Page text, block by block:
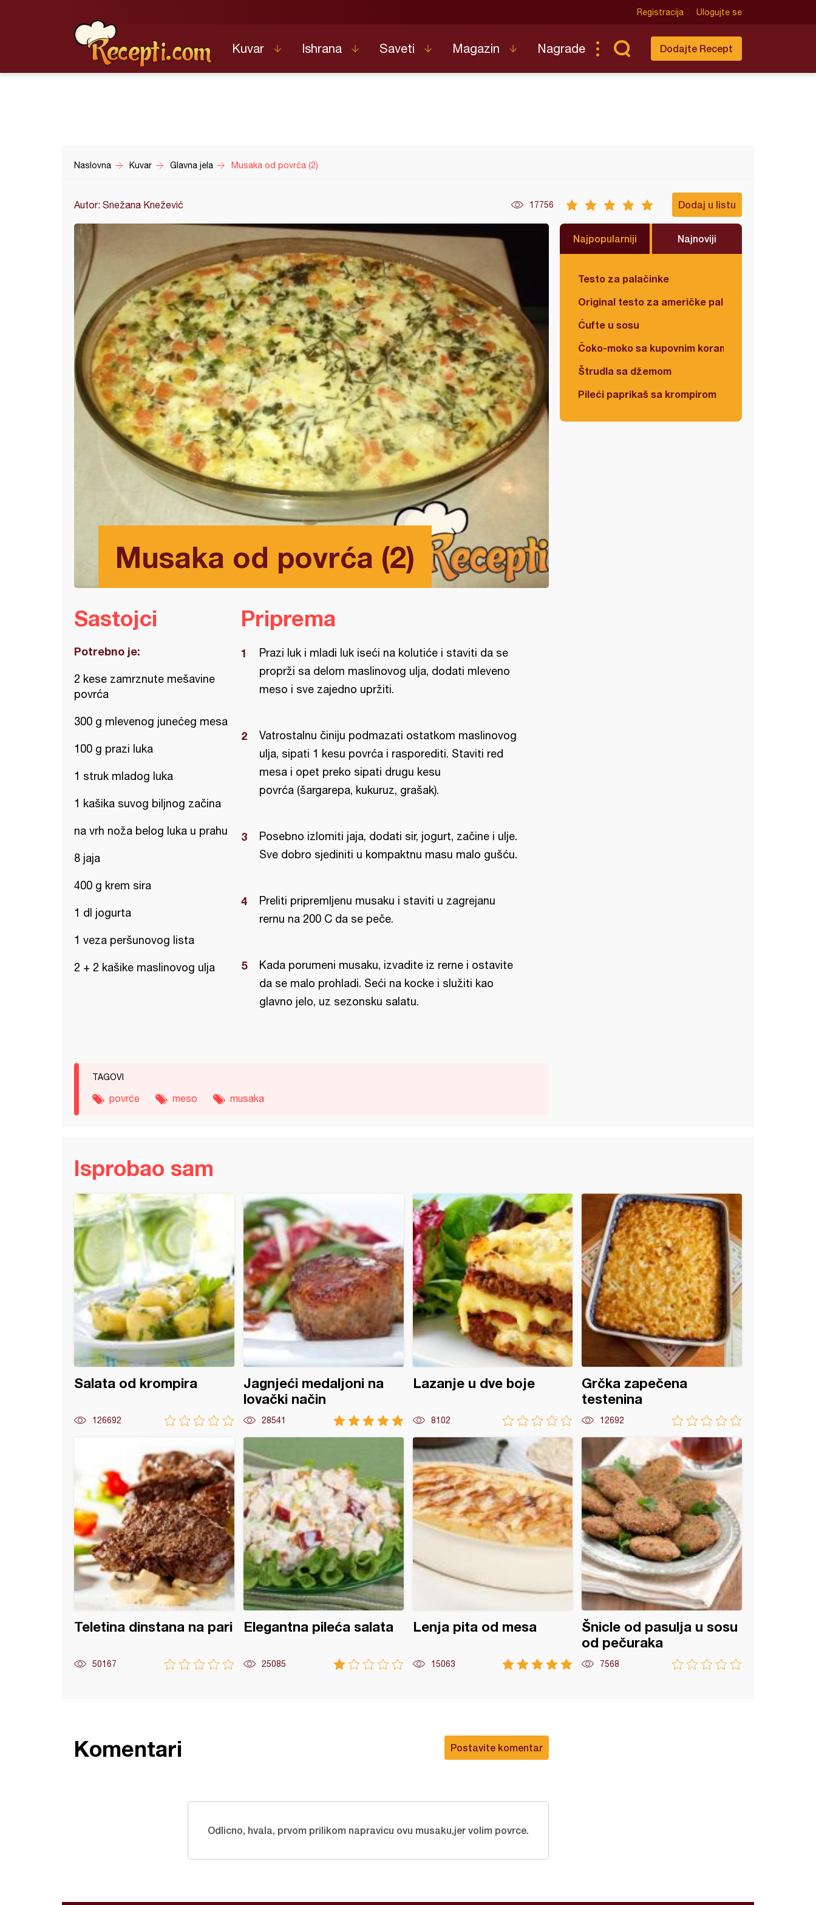
Registracija Ulogujte se
Kuvar Ishrana Saveti Magazin Nagrade Dodajte Recept
Naslovna Kuvar Glavna jela Musaka od povrća (2)
Autor: Snežana Knežević 17756 Dodaj u listu
Musaka od povrća (2)
Najpopularniji Najnoviji
Testo za palačinke
Original testo za američke palačinke
Ćufte u sosu
Čoko-moko sa kupovnim korama
Štrudla sa džemom
Pileći paprikaš sa krompirom
Sastojci
Potrebno je:
2 kese zamrznute mešavine
povrća
300 g mlevenog junećeg mesa
100 g prazi luka
1 struk mladog luka
1 kašika suvog biljnog začina
na vrh noža belog luka u prahu
8 jaja
400 g krem sira
1 dl jogurta
1 veza peršunovog lista
2 + 2 kašike maslinovog ulja
Priprema
Prazi luk i mladi luk iseći na kolutiće i staviti da se
proprži sa delom maslinovog ulja, dodati mleveno
meso i sve zajedno upržiti.
Vatrostalnu činiju podmazati ostatkom maslinovog
ulja, sipati 1 kesu povrća i rasporediti. Staviti red
mesa i opet preko sipati drugu kesu
povrća (šargarepa, kukuruz, grašak).
Posebno izlomiti jaja, dodati sir, jogurt, začine i ulje.
Sve dobro sjediniti u kompaktnu masu malo gušću.
Preliti pripremljenu musaku i staviti u zagrejanu
rernu na 200 C da se peče.
Kada porumeni musaku, izvadite iz rerne i ostavite
da se malo prohladi. Seći na kocke i služiti kao
glavno jelo, uz sezonsku salatu.
TAGOVI
povrće meso musaka
Isprobao sam
Salata od krompira
126692
Jagnjeći medaljoni na
lovački način
28541
Lazanje u dve boje
8102
Grčka zapečena
testenina
12692
zapečena testenina
Teletina dinstana na pari
50167
Elegantna pileća salata
25085
Lenja pita od mesa
15063
Šnicle od pasulja u sosu
od pečuraka
7568
Postavite komentar
Komentari
Odlicno, hvala, prvom prilikom napravicu ovu musaku,jer volim povrce.